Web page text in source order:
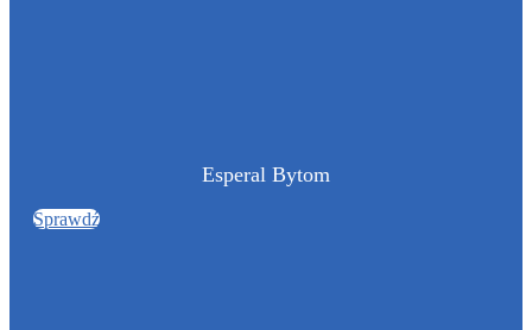
Esperal Bytom
Sprawdź